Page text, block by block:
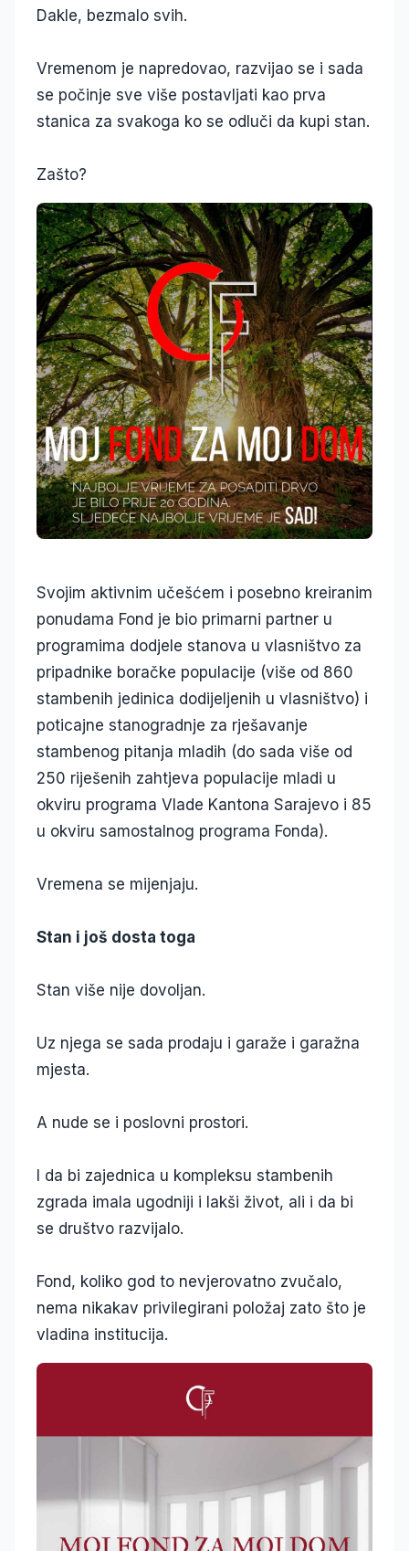
Dakle, bezmalo svih.
Vremenom je napredovao, razvijao se i sada
se počinje sve više postavljati kao prva
stanica za svakoga ko se odluči da kupi stan.
Zašto?
Svojim aktivnim učešćem i posebno kreiranim
ponudama Fond je bio primarni partner u
programima dodjele stanova u vlasništvo za
pripadnike boračke populacije (više od 860
stambenih jedinica dodijeljenih u vlasništvo) i
poticajne stanogradnje za rješavanje
stambenog pitanja mladih (do sada više od
250 riješenih zahtjeva populacije mladi u
okviru programa Vlade Kantona Sarajevo i 85
u okviru samostalnog programa Fonda).
Vremena se mijenjaju.
Stan i još dosta toga
Stan više nije dovoljan.
Uz njega se sada prodaju i garaže i garažna
mjesta.
A nude se i poslovni prostori.
I da bi zajednica u kompleksu stambenih
zgrada imala ugodniji i lakši život, ali i da bi
se društvo razvijalo.
Fond, koliko god to nevjerovatno zvučalo,
nema nikakav privilegirani položaj zato što je
vladina institucija.